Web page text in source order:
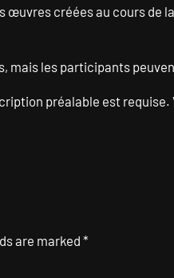
œuvres créées au cours
mais les participants
préalable est
are marked*